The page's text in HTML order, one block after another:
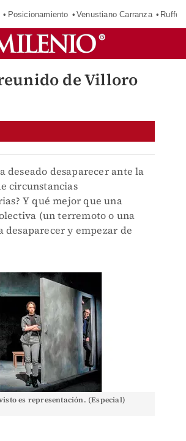
Posicionamiento Venustiano Carranza Ruffo
de Villoro
deseado desaparecer ante la
circunstancias
Y qué mejor que una
(un terremoto o una
desaparecer y empezar de
es representación. (Especial)